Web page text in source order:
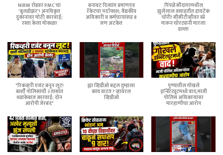
NIBM रोडवर PMC चा
'बुलडोझर'! अनधिकृत
दुकानांवर मोठी कारवाई;
रस्ता केला मोकळा!
बनावट दिव्यांग प्रमाणपत्र
रॅकेटचा पर्दाफाश; वैद्यकीय
अधिकारी व कर्मचाऱ्यांसह 8
जण अटकेत
पिंपळे सौदागरमधील
झुलेलाल वसाहतीत हायटेक
चोरी! सीसीटीव्हीवर स्प्रे
मारून चोरट्यांनी मारला
डल्ला
"रिकव्हरी एजंट बनून लूट!
बार्शी पोलिसांची २ तासांत
धडाकेबाज कारवाई; दोन
आरोपी जेरबंद"
ह्या व्हिडीओ बद्दल तुम्हाला
काय वाटत ? व्हायरल
व्हिडीओ
पुण्यातील गोखले
इन्स्टिट्यूटमध्ये वाद;माजी
पोलिस अधिकाऱ्यांवर
मारहाणीचा आरोप